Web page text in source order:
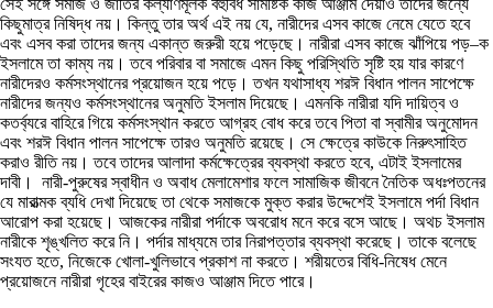
সেই সঙ্গে সমাজ ও জাতির কল্যাণমূলক বহুবিধ সামষ্টিক কাজ আঞ্জাম দেয়াও তাদের জন্যে
কিছুমাত্র নিষিদ্ধ নয়। কিন্তু তার অর্থ এই নয় যে, নারীদের এসব কাজে নেমে যেতে হবে
এবং এসব করা তাদের জন্য একান্ত জরুরী হয়ে পড়েছে। নারীরা এসব কাজে ঝাঁপিয়ে পড়–ক
ইসলামে তা কাম্য নয়। তবে পরিবার বা সমাজে এমন কিছু পরিস্থিতি সৃষ্টি হয় যার কারণে
নারীদেরও কর্মসংস্থানের প্রয়োজন হয়ে পড়ে। তখন যথাসাধ্য শরঈ বিধান পালন সাপেক্ষে
নারীদের জন্যও কর্মসংস্থানের অনুমতি ইসলাম দিয়েছে। এমনকি নারীরা যদি দায়িত্ব ও
কতর্ব্যরে বাহিরে গিয়ে কর্মসংস্থান করতে আগ্রহ বোধ করে তবে পিতা বা স্বামীর অনুমোদন
এবং শরঈ বিধান পালন সাপেক্ষে তারও অনুমতি রয়েছে। সে ক্ষেত্রে কাউকে নিরুৎসাহিত
করাও রীতি নয়। তবে তাদের আলাদা কর্মক্ষেত্রের ব্যবস্থা করতে হবে, এটাই ইসলামের
দাবী। নারী-পুরুষের স্বাধীন ও অবাধ মেলামেশার ফলে সামাজিক জীবনে নৈতিক অধঃপতনের
যে মারাত্মক ব্যধি দেখা দিয়েছে তা থেকে সমাজকে মুক্ত করার উদ্দেশেই ইসলামে পর্দা বিধান
আরোপ করা হয়েছে। আজকের নারীরা পর্দাকে অবরোধ মনে করে বসে আছে। অথচ ইসলাম
নারীকে শৃঙ্খলিত করে নি। পর্দার মাধ্যমে তার নিরাপত্তার ব্যবস্থা করেছে। তাকে বলেছে
সংযত হতে, নিজেকে খোলা-খুলিভাবে প্রকাশ না করতে। শরীয়তের বিধি-নিষেধ মেনে
প্রয়োজনে নারীরা গৃহের বাইরের কাজও আঞ্জাম দিতে পারে।